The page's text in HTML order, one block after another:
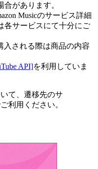
があります。
Musicのサービス詳細
各サービスにて十分にご
入される際は商品の内容
API]を利用していま
て、遷移先のサ
利用ください。